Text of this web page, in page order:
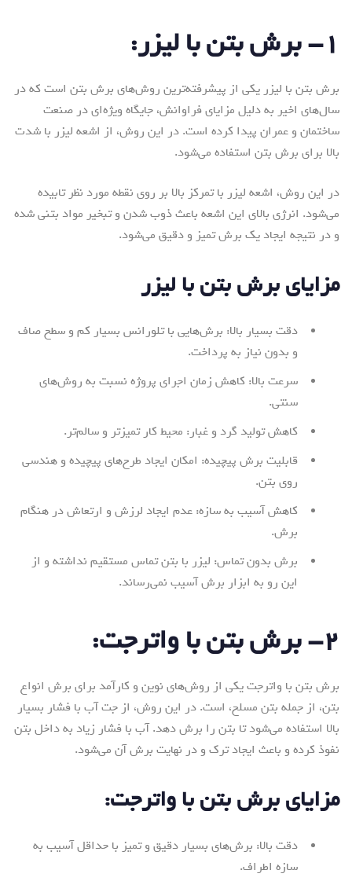
۱- برش بتن با لیزر:
برش بتن با لیزر یکی از پیشرفته‌ترین روش‌های برش بتن است که در
سال‌های اخیر به دلیل مزایای فراوانش، جایگاه ویژه‌ای در صنعت
ساختمان و عمران پیدا کرده است. در این روش، از اشعه لیزر با شدت
بالا برای برش بتن استفاده می‌شود.
در این روش، اشعه لیزر با تمرکز بالا بر روی نقطه مورد نظر تابیده
می‌شود. انرژی بالای این اشعه باعث ذوب شدن و تبخیر مواد بتنی شده
و در نتیجه ایجاد یک برش تمیز و دقیق می‌شود.
مزایای برش بتن با لیزر
دقت بسیار بالا: برش‌هایی با تلورانس بسیار کم و سطح صاف
و بدون نیاز به پرداخت.
سرعت بالا: کاهش زمان اجرای پروژه نسبت به روش‌های
سنتی.
کاهش تولید گرد و غبار: محیط کار تمیزتر و سالم‌تر.
قابلیت برش پیچیده: امکان ایجاد طرح‌های پیچیده و هندسی
روی بتن.
کاهش آسیب به سازه: عدم ایجاد لرزش و ارتعاش در هنگام
برش.
برش بدون تماس: لیزر با بتن تماس مستقیم نداشته و از
این رو به ابزار برش آسیب نمی‌رساند.
۲- برش بتن با واترجت:
برش بتن با واترجت یکی از روش‌های نوین و کارآمد برای برش انواع
بتن، از جمله بتن مسلح، است. در این روش، از جت آب با فشار بسیار
بالا استفاده می‌شود تا بتن را برش دهد. آب با فشار زیاد به داخل بتن
نفوذ کرده و باعث ایجاد ترک و در نهایت برش آن می‌شود.
مزایای برش بتن با واترجت:
دقت بالا: برش‌های بسیار دقیق و تمیز با حداقل آسیب به
سازه اطراف.